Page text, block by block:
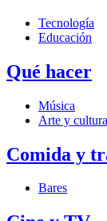
Tecnología
Educación
Qué hacer
Música
Arte y cultura
Comida y
Bares